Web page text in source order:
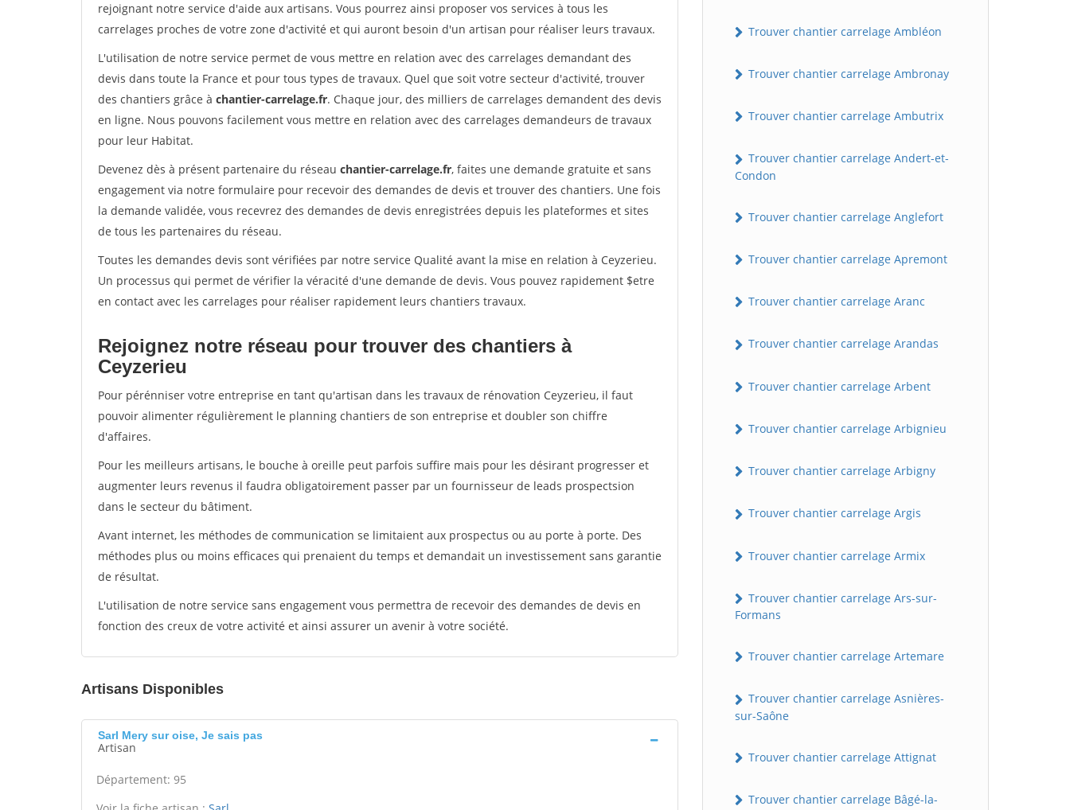
rejoignant notre service d'aide aux artisans. Vous pourrez ainsi proposer vos services à tous les
carrelages proches de votre zone d'activité et qui auront besoin d'un artisan pour réaliser leurs travaux.
L'utilisation de notre service permet de vous mettre en relation avec des carrelages demandant des
devis dans toute la France et pour tous types de travaux. Quel que soit votre secteur d'activité, trouver
des chantiers grâce à chantier-carrelage.fr. Chaque jour, des milliers de carrelages demandent des devis
en ligne. Nous pouvons facilement vous mettre en relation avec des carrelages demandeurs de travaux
pour leur Habitat.
Devenez dès à présent partenaire du réseau chantier-carrelage.fr, faites une demande gratuite et sans
engagement via notre formulaire pour recevoir des demandes de devis et trouver des chantiers. Une fois
la demande validée, vous recevrez des demandes de devis enregistrées depuis les plateformes et sites
de tous les partenaires du réseau.
Toutes les demandes devis sont vérifiées par notre service Qualité avant la mise en relation à Ceyzerieu.
Un processus qui permet de vérifier la véracité d'une demande de devis. Vous pouvez rapidement $etre
en contact avec les carrelages pour réaliser rapidement leurs chantiers travaux.
Rejoignez notre réseau pour trouver des chantiers à
Ceyzerieu
Pour pérénniser votre entreprise en tant qu'artisan dans les travaux de rénovation Ceyzerieu, il faut
pouvoir alimenter régulièrement le planning chantiers de son entreprise et doubler son chiffre
d'affaires.
Pour les meilleurs artisans, le bouche à oreille peut parfois suffire mais pour les désirant progresser et
augmenter leurs revenus il faudra obligatoirement passer par un fournisseur de leads prospectsion
dans le secteur du bâtiment.
Avant internet, les méthodes de communication se limitaient aux prospectus ou au porte à porte. Des
méthodes plus ou moins efficaces qui prenaient du temps et demandait un investissement sans garantie
de résultat.
L'utilisation de notre service sans engagement vous permettra de recevoir des demandes de devis en
fonction des creux de votre activité et ainsi assurer un avenir à votre société.
Artisans Disponibles
Sarl Mery sur oise, Je sais pas
Artisan
Département: 95
Trouver chantier carrelage Ambléon
Trouver chantier carrelage Ambronay
Trouver chantier carrelage Ambutrix
Trouver chantier carrelage Andert-et-
Condon
Trouver chantier carrelage Anglefort
Trouver chantier carrelage Apremont
Trouver chantier carrelage Aranc
Trouver chantier carrelage Arandas
Trouver chantier carrelage Arbent
Trouver chantier carrelage Arbignieu
Trouver chantier carrelage Arbigny
Trouver chantier carrelage Argis
Trouver chantier carrelage Armix
Trouver chantier carrelage Ars-sur-
Formans
Trouver chantier carrelage Artemare
Trouver chantier carrelage Asnières-
sur-Saône
Trouver chantier carrelage Attignat
Trouver chantier carrelage Bâgé-la-